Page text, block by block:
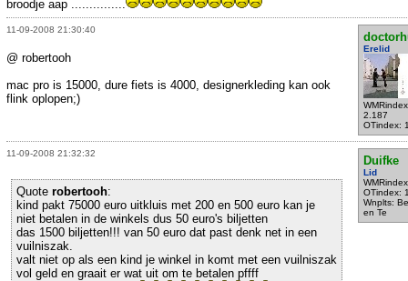
broodje aap ...............
11-09-2008 21:30:40
Erelid
2.187
OTindex:
@ robertooh
mac pro is 15000, dure fiets is 4000, designerkleding kan ook
flink oplopen;)
11-09-2008 21:32:32
Duifke
Lid
OTindex:
Wnplts:
en Te
Quote robertooh:
kind pakt 75000 euro uitkluis met 200 en 500 euro kan je
niet betalen in de winkels dus 50 euro's biljetten
das 1500 biljetten!!! van 50 euro dat past denk net in een
vuilniszak.
valt niet op als een kind je winkel in komt met een vuilniszak
vol geld en graait er wat uit om te betalen pffff